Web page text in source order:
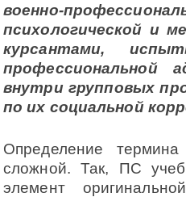
военно-
психологической и
курсантами,
профессиональной
внутри групповых
по их социальной
Определение
сложной. Так, ПС
элемент